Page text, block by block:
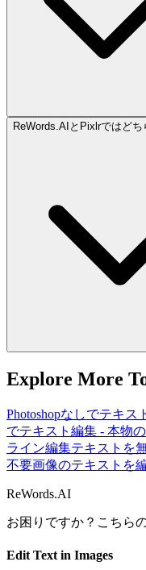
ReWords.AIとPixlrではどち
Explore More
Photoshopなしでテキ
でテキスト編集 - 本物
ライン編集テキストを
不要画像のテキストを
ReWords.AI
お困りですか？こちら
Edit Text in Images